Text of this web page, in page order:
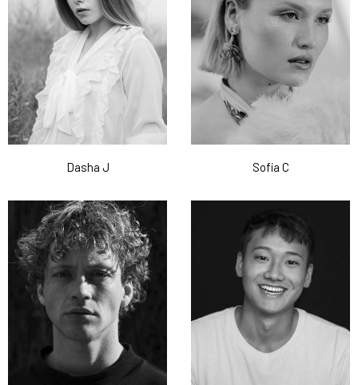
Dasha J Sofía C